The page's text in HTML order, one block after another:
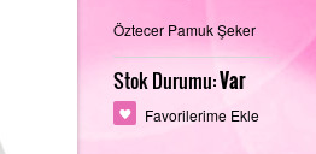
Öztecer Pamuk Şeker
Stok Durumu:Var
Favorilerime Ekle